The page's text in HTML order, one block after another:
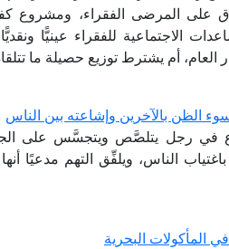
على المرضى الفقراء، ومشروع
الاجتماعية للفقراء عينيًّا
العام، أم يشترط توزيع حصيلة ما
الظن بالآخرين وإشاعته بين الناس
في رجل يتلصَّص ويتجسَّس على
باغتياب الناس، ويلفِّق التهم
المأكولات البحرية